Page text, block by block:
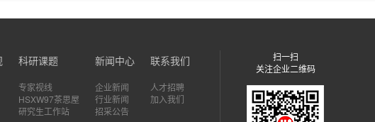
科研课题
专家视线
HSXW97茶思屋
研究生工作站
新闻中心
企业新闻
行业新闻
招采公告
联系我们
人才招聘
加入我们
扫一扫
关注企业二维码